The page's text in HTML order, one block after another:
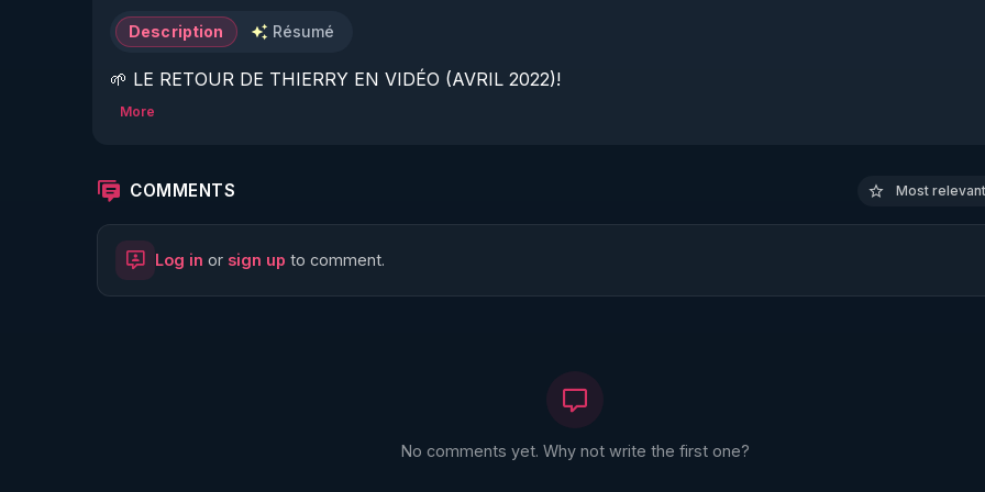
Description Résumé
🌱 LE RETOUR DE THIERRY EN VIDÉO (AVRIL 2022)!
🌱 LE MAGAZINE RÉGÉNÈRE
http://rgnr.li/ymag
More
COMMENTS Most
Log in or sign up to comment.
No comments yet. Why not write the first one?